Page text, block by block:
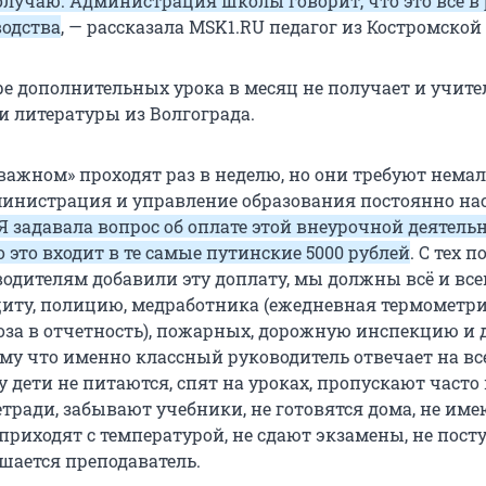
, — рассказала MSK1.RU педагог из
дополнительных урока в месяц не получает и
литературы из Волгограда.
проходят раз в неделю, но они требуют
и управление образования постоянно
задавала вопрос об оплате этой внеурочной
это входит в те самые путинские 5000 рублей. С тех
добавили эту доплату, мы должны всё и
полицию, медработника (ежедневная
в отчетность), пожарных, дорожную инспекцию и
что именно классный руководитель отвечает на
дети не питаются, спят на уроках, пропускают часто
забывают учебники, не готовятся дома, не
с температурой, не сдают экзамены, не
преподаватель.